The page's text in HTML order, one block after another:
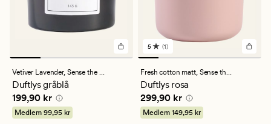
Vetiver Lavender, Sense the Moment
Duftlys gråblå
Pris 199,90 kr
199,90 kr
Medlem 99,95 kr
1
anmeldelser
med
en
gjennomsnittlig
vurdering
på
5
5 (1)
Fresh cotton matt, Sense the Moment
Duftlys rosa
Pris 299,90 kr
299,90 kr
Medlem 149,95 kr